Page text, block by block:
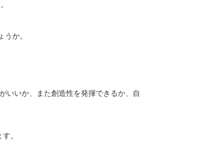
か。
いいか、また創造性を発揮できるか、自
。